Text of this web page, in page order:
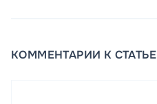
КОММЕНТАРИИ К СТАТЬЕ